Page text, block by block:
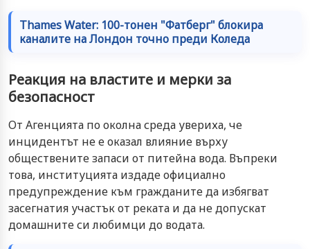
Thames Water: 100-тонен "Фатберг" блокира
каналите на Лондон точно преди Коледа
Реакция на властите и мерки за
безопасност
От Агенцията по околна среда увериха, че
инцидентът не е оказал влияние върху
обществените запаси от питейна вода. Въпреки
това, институцията издаде официално
предупреждение към гражданите да избягват
засегнатия участък от реката и да не допускат
домашните си любимци до водата.